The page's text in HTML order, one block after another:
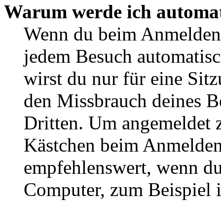
Warum werde ich
Wenn du beim
jedem Besuch
wirst du nur für eine
den Missbrauch deines
Dritten. Um angemeldet
Kästchen beim
empfehlenswert, wenn
Computer, zum Beispiel